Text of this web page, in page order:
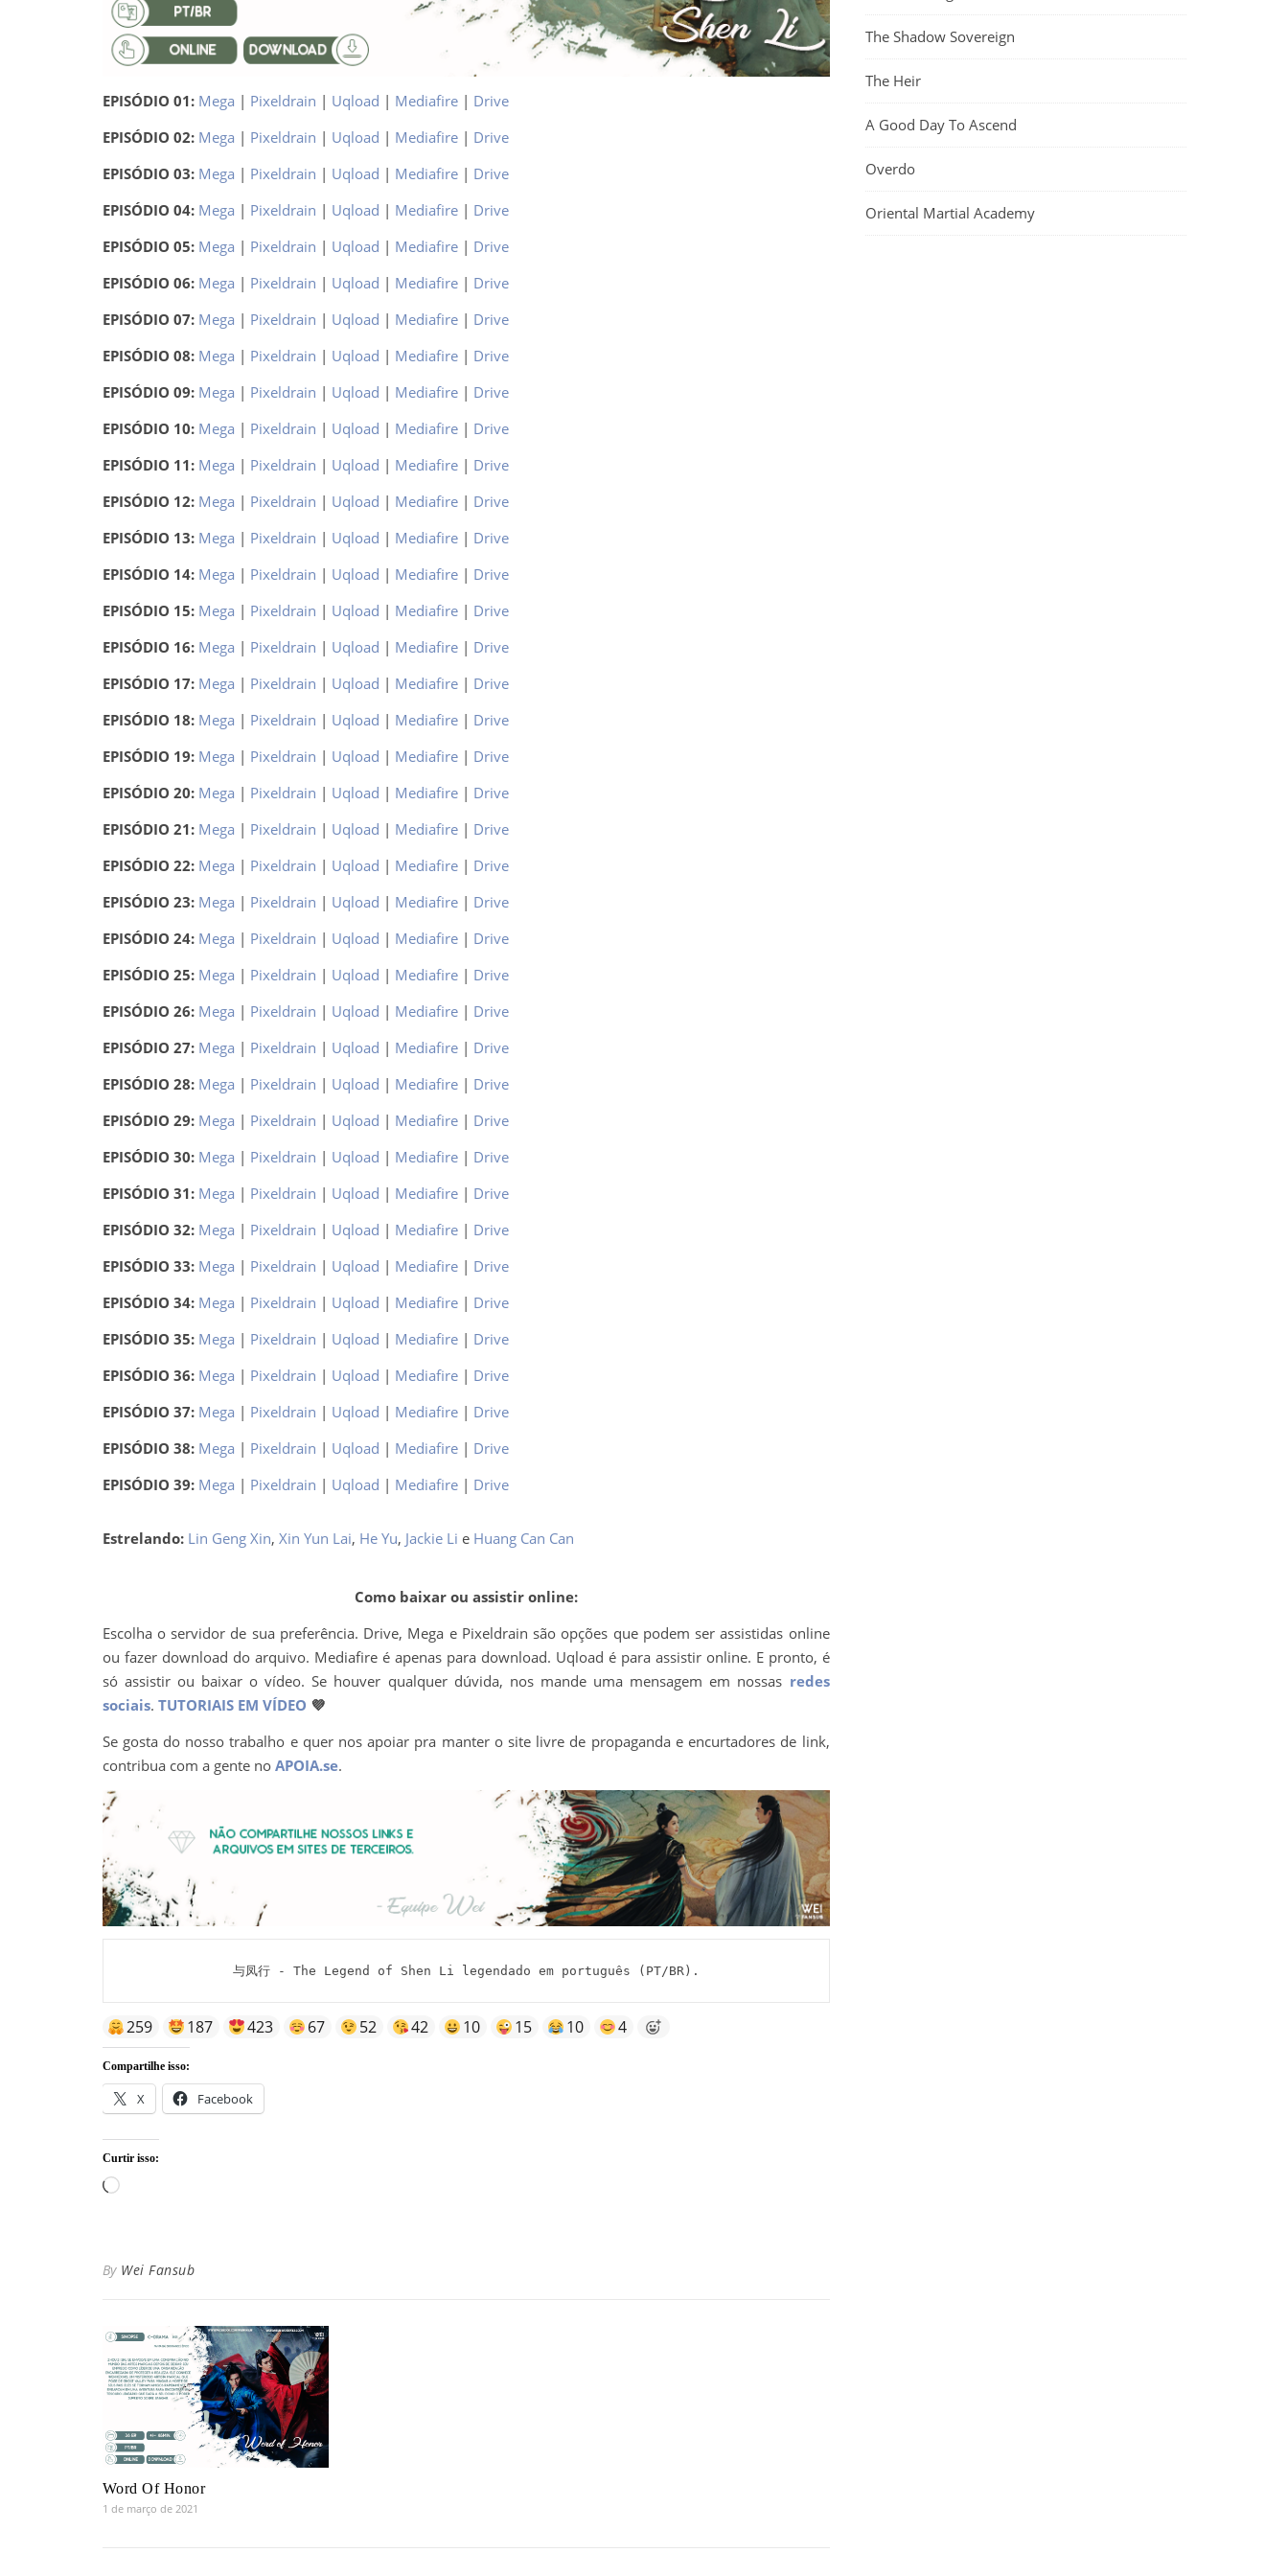
EPISÓDIO 01: Mega | Pixeldrain | Uqload | Mediafire| Drive
EPISÓDIO 02: Mega | Pixeldrain | Uqload | Mediafire| Drive
EPISÓDIO 03: Mega | Pixeldrain | Uqload | Mediafire| Drive
EPISÓDIO 04: Mega | Pixeldrain | Uqload | Mediafire| Drive
EPISÓDIO 05: Mega | Pixeldrain | Uqload | Mediafire| Drive
EPISÓDIO 06: Mega | Pixeldrain | Uqload | Mediafire| Drive
EPISÓDIO 07: Mega | Pixeldrain | Uqload | Mediafire| Drive
EPISÓDIO 08: Mega | Pixeldrain | Uqload | Mediafire| Drive
EPISÓDIO 09: Mega | Pixeldrain | Uqload | Mediafire| Drive
EPISÓDIO 10: Mega | Pixeldrain | Uqload | Mediafire| Drive
EPISÓDIO 11: Mega | Pixeldrain | Uqload | Mediafire| Drive
EPISÓDIO 12: Mega | Pixeldrain | Uqload | Mediafire| Drive
EPISÓDIO 13: Mega | Pixeldrain | Uqload | Mediafire| Drive
EPISÓDIO 14: Mega | Pixeldrain | Uqload | Mediafire| Drive
EPISÓDIO 15: Mega | Pixeldrain | Uqload | Mediafire| Drive
EPISÓDIO 16: Mega | Pixeldrain | Uqload | Mediafire| Drive
EPISÓDIO 17: Mega | Pixeldrain | Uqload | Mediafire| Drive
EPISÓDIO 18: Mega | Pixeldrain | Uqload | Mediafire| Drive
EPISÓDIO 19: Mega | Pixeldrain | Uqload | Mediafire| Drive
EPISÓDIO 20: Mega | Pixeldrain | Uqload | Mediafire| Drive
EPISÓDIO 21: Mega | Pixeldrain | Uqload | Mediafire| Drive
EPISÓDIO 22: Mega | Pixeldrain | Uqload | Mediafire| Drive
EPISÓDIO 23: Mega | Pixeldrain | Uqload | Mediafire| Drive
EPISÓDIO 24: Mega | Pixeldrain | Uqload | Mediafire| Drive
EPISÓDIO 25: Mega | Pixeldrain | Uqload | Mediafire| Drive
EPISÓDIO 26: Mega | Pixeldrain | Uqload | Mediafire| Drive
EPISÓDIO 27: Mega | Pixeldrain | Uqload | Mediafire| Drive
EPISÓDIO 28: Mega | Pixeldrain | Uqload | Mediafire| Drive
EPISÓDIO 29: Mega | Pixeldrain | Uqload | Mediafire| Drive
EPISÓDIO 30: Mega | Pixeldrain | Uqload | Mediafire| Drive
EPISÓDIO 31: Mega | Pixeldrain | Uqload | Mediafire| Drive
EPISÓDIO 32: Mega | Pixeldrain | Uqload | Mediafire| Drive
EPISÓDIO 33: Mega | Pixeldrain | Uqload | Mediafire| Drive
EPISÓDIO 34: Mega | Pixeldrain | Uqload | Mediafire| Drive
EPISÓDIO 35: Mega | Pixeldrain | Uqload | Mediafire| Drive
EPISÓDIO 36: Mega | Pixeldrain | Uqload | Mediafire| Drive
EPISÓDIO 37: Mega | Pixeldrain | Uqload | Mediafire| Drive
EPISÓDIO 38: Mega | Pixeldrain | Uqload | Mediafire| Drive
EPISÓDIO 39: Mega | Pixeldrain | Uqload | Mediafire| Drive
Estrelando: Lin Geng Xin, Xin Yun Lai, He Yu, Jackie Li e Huang Can Can
Como baixar ou assistir online:
Escolha o servidor de sua preferência. Drive, Mega e Pixeldrain são opções que podem ser assistidas online
ou fazer download do arquivo. Mediafire é apenas para download. Uqload é para assistir online. E pronto, é
só assistir ou baixar o vídeo. Se houver qualquer dúvida, nos mande uma mensagem em nossas redes
sociais. TUTORIAIS EM VÍDEO 💜
Se gosta do nosso trabalho e quer nos apoiar pra manter o site livre de propaganda e encurtadores de link,
contribua com a gente no APOIA.se.
与凤行 - The Legend of Shen Li legendado em português (PT/BR).
259 187 423 67 52 42 10 15 10 4
Compartilhe isso:
X Facebook
Curtir isso:
Carregando...
By Wei Fansub
Word Of Honor
1 de março de 2021
The Shadow Sovereign
The Heir
A Good Day To Ascend
Overdo
Oriental Martial Academy